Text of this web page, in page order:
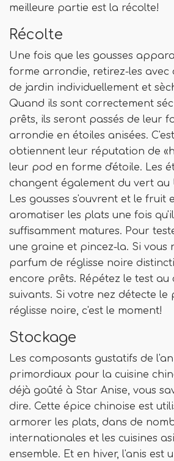
meilleure partie est la récolte!
Récolte
Une fois que les gousses
forme arrondie, retirez-les avec
de jardin individuellement et
Quand ils sont correctement
prêts, ils seront passés de leur
arrondie en étoiles anisées.
obtiennent leur réputation de
leur pod en forme d'étoile. Les
changent également du vert au
Les gousses s'ouvrent et le fruit
aromatiser les plats une fois
suffisamment matures. Pour
une graine et pincez-la. Si vous
parfum de réglisse noire
encore prêts. Répétez le test au
suivants. Si votre nez détecte le
réglisse noire, c'est le moment!
Stockage
Les composants gustatifs de
primordiaux pour la cuisine
déjà goûté à Star Anise, vous
dire. Cette épice chinoise est
armorer les plats, dans de
internationales et les cuisines
ensemble. Et en hiver, l'anis est